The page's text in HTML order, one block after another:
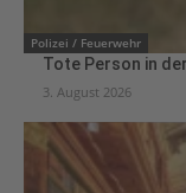
Polizei / Feuerwehr
Tote Person in
3. August 2026